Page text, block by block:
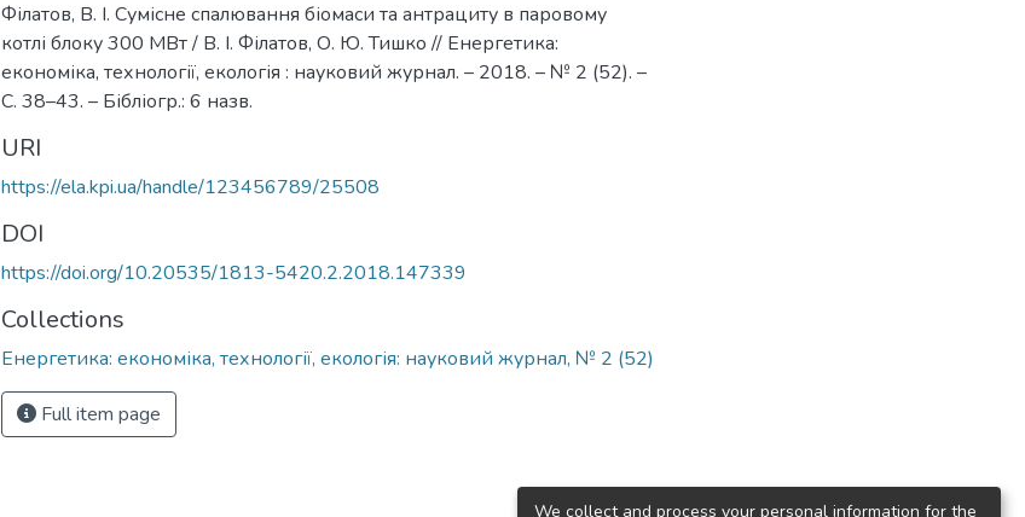
Філатов, В. І. Сумісне спалювання біомаси та антрациту в паровому
котлі блоку 300 МВт / В. І. Філатов, О. Ю. Тишко // Енергетика:
економіка, технології, екологія : науковий журнал. – 2018. – № 2 (52). –
С. 38–43. – Бібліогр.: 6 назв.
URI
https://ela.kpi.ua/handle/123456789/25508
DOI
https://doi.org/10.20535/1813-5420.2.2018.147339
Collections
Енергетика: економіка, технології, екологія: науковий журнал, № 2 (52)
Full item page
We collect and process your personal information for the